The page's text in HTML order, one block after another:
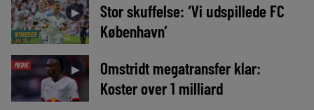
NYHEDER
►
Stor skuffelse: ‘Vi udspillede FC
København’
MEDIE ►
Omstridt megatransfer klar:
Koster over 1 milliard